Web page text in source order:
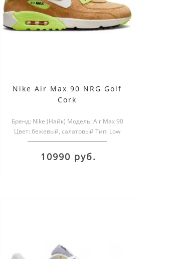
Black с мехом
12290 руб.
Nike Air Max 90 NRG Golf
Cork
Бренд: Nike (Найк) Модель: Air Max 90
Цвет: бежевый, салатовый Тип: Low
Материал верха: c..
10990 руб.